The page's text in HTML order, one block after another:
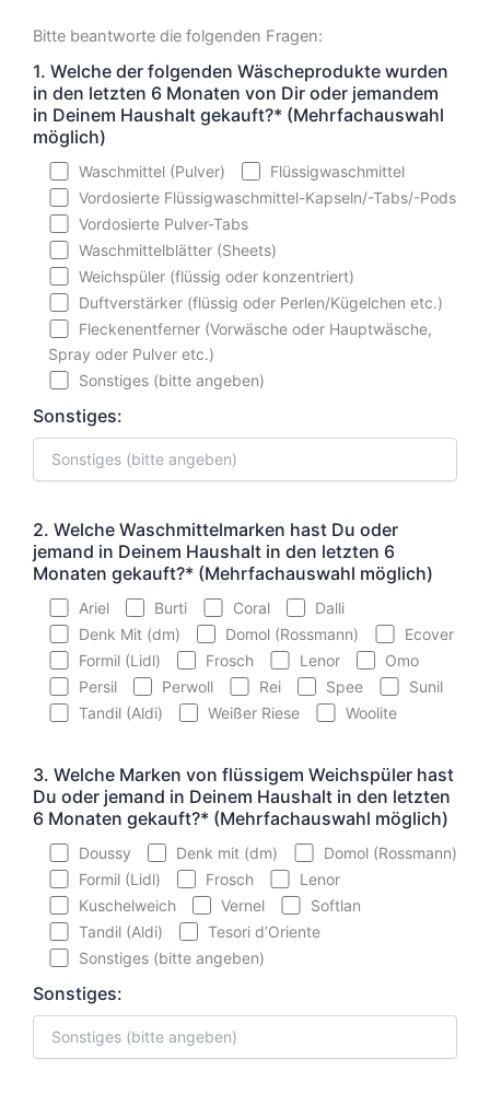
Bitte beantworte die folgenden Fragen:
1. Welche der folgenden Wäscheprodukte wurden
in den letzten 6 Monaten von Dir oder jemandem
in Deinem Haushalt gekauft?* (Mehrfachauswahl
möglich)
Waschmittel (Pulver)
Flüssigwaschmittel
Vordosierte Flüssigwaschmittel-Kapseln/-Tabs/-Pods
Vordosierte Pulver-Tabs
Waschmittelblätter (Sheets)
Weichspüler (flüssig oder konzentriert)
Duftverstärker (flüssig oder Perlen/Kügelchen etc.)
Fleckenentferner (Vorwäsche oder Hauptwäsche,
Spray oder Pulver etc.)
Sonstiges (bitte angeben)
Sonstiges:
2. Welche Waschmittelmarken hast Du oder
jemand in Deinem Haushalt in den letzten 6
Monaten gekauft?* (Mehrfachauswahl möglich)
Ariel Burti Coral
Dalli
Denk Mit (dm)
Domol (Rossmann)
Ecover
Formil (Lidl)
Frosch Lenor
Omo
Persil
Perwoll Rei Spee
Sunil
Tandil (Aldi)
Weißer Riese Woolite
3. Welche Marken von flüssigem Weichspüler hast
Du oder jemand in Deinem Haushalt in den letzten
6 Monaten gekauft?* (Mehrfachauswahl möglich)
Doussy Denk mit (dm)
Domol (Rossmann)
Formil (Lidl)
Frosch
Lenor
Kuschelweich
Vernel
Softlan
Tandil (Aldi)
Tesori d’Oriente
Sonstiges (bitte angeben)
Sonstiges: